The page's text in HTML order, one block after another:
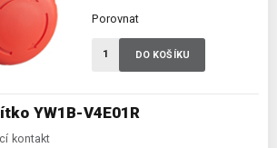
YW1B-V4E01R
kontakt
Porovnat
DO KOŠÍKU